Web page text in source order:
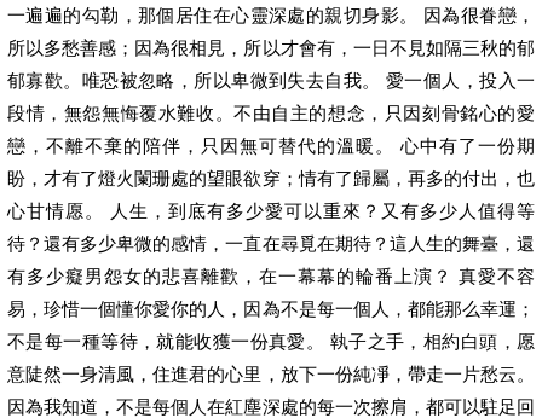
一遍遍的勾勒，那個居住在心靈深處的親切身影。 因為很眷戀，
所以多愁善感；因為很相見，所以才會有，一日不見如隔三秋的郁
郁寡歡。唯恐被忽略，所以卑微到失去自我。 愛一個人，投入一
段情，無怨無悔覆水難收。不由自主的想念，只因刻骨銘心的愛
戀，不離不棄的陪伴，只因無可替代的溫暖。 心中有了一份期
盼，才有了燈火闌珊處的望眼欲穿；情有了歸屬，再多的付出，也
心甘情愿。 人生，到底有多少愛可以重來？又有多少人值得等
待？還有多少卑微的感情，一直在尋覓在期待？這人生的舞臺，還
有多少癡男怨女的悲喜離歡，在一幕幕的輪番上演？ 真愛不容
易，珍惜一個懂你愛你的人，因為不是每一個人，都能那么幸運；
不是每一種等待，就能收獲一份真愛。 執子之手，相約白頭，愿
意陡然一身清風，住進君的心里，放下一份純凈，帶走一片愁云。
因為我知道，不是每個人在紅塵深處的每一次擦肩，都可以駐足回